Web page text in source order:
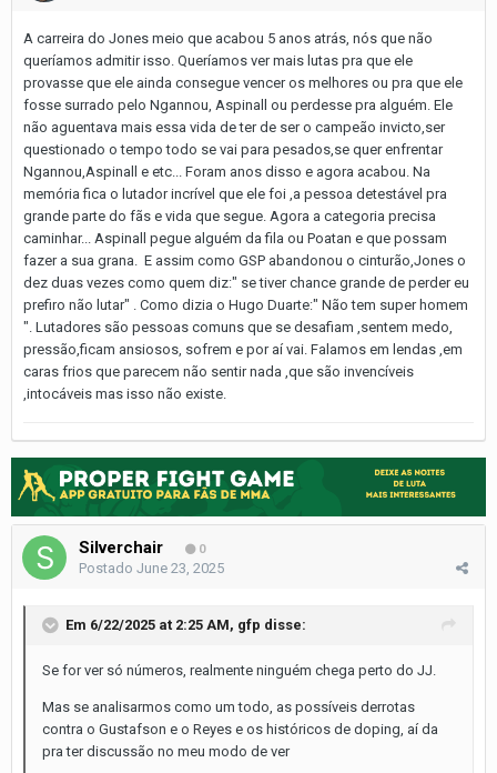
A carreira do Jones meio que acabou 5 anos atrás, nós que não
queríamos admitir isso. Queríamos ver mais lutas pra que ele
provasse que ele ainda consegue vencer os melhores ou pra que ele
fosse surrado pelo Ngannou, Aspinall ou perdesse pra alguém. Ele
não aguentava mais essa vida de ter de ser o campeão invicto,ser
questionado o tempo todo se vai para pesados,se quer enfrentar
Ngannou,Aspinall e etc... Foram anos disso e agora acabou. Na
memória fica o lutador incrível que ele foi ,a pessoa detestável pra
grande parte do fãs e vida que segue. Agora a categoria precisa
caminhar... Aspinall pegue alguém da fila ou Poatan e que possam
fazer a sua grana. E assim como GSP abandonou o cinturão,Jones o
dez duas vezes como quem diz:" se tiver chance grande de perder eu
prefiro não lutar" . Como dizia o Hugo Duarte:" Não tem super homem
". Lutadores são pessoas comuns que se desafiam ,sentem medo,
pressão,ficam ansiosos, sofrem e por aí vai. Falamos em lendas ,em
caras frios que parecem não sentir nada ,que são invencíveis
,intocáveis mas isso não existe.
Silverchair 0
Postado June 23, 2025
Em 6/22/2025 at 2:25 AM, gfp disse:
Se for ver só números, realmente ninguém chega perto do JJ.
Mas se analisarmos como um todo, as possíveis derrotas
contra o Gustafson e o Reyes e os históricos de doping, aí da
pra ter discussão no meu modo de ver